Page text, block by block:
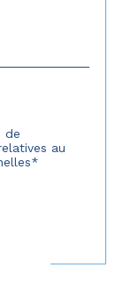
de
au